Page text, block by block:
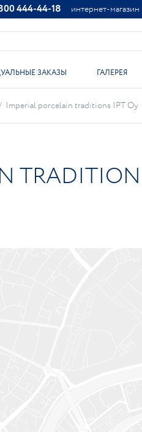
444-44-18 интернет-магазин
ЗАКАЗЫ ГАЛЕРЕЯ
Imperial porcelain traditions IPT Oy